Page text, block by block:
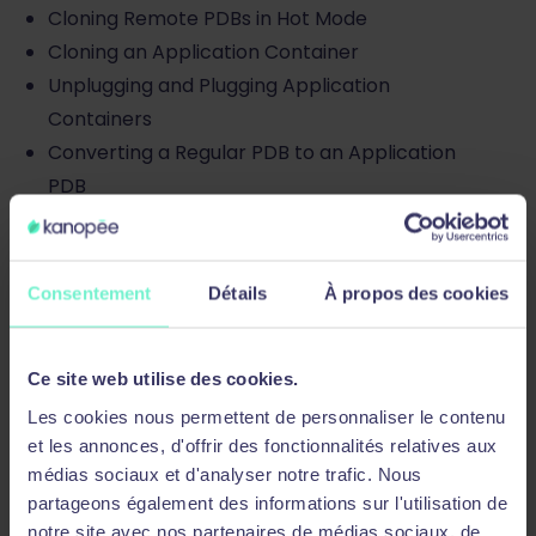
Consentement Détails À propos des cookies
Ce site web utilise des cookies.
Les cookies nous permettent de personnaliser le contenu
et les annonces, d'offrir des fonctionnalités relatives aux
médias sociaux et d'analyser notre trafic. Nous
partageons également des informations sur l'utilisation de
notre site avec nos partenaires de médias sociaux, de
Cloning Remote PDBs in Hot Mode
Cloning an Application Container
Unplugging and Plugging Application
Containers
Converting a Regular PDB to an Application
PDB
Relocating PDBs
PDBs
Dropping Unnecessary PDBs
CDB and PDB Management
Starting Up and Shutting Down a CDB
Opening and Closing PDBs
Renaming a PDB
Stting Parameter Values for PDBs